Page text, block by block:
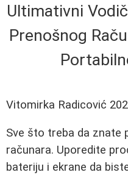
Ultimativni
Prenošnog
Vitomirka Radicović
Sve što treba da znate
računara. Uporedite
bateriju i ekrane da